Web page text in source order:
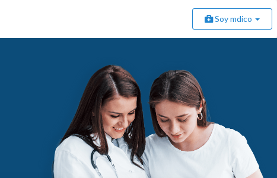
Soy mdico